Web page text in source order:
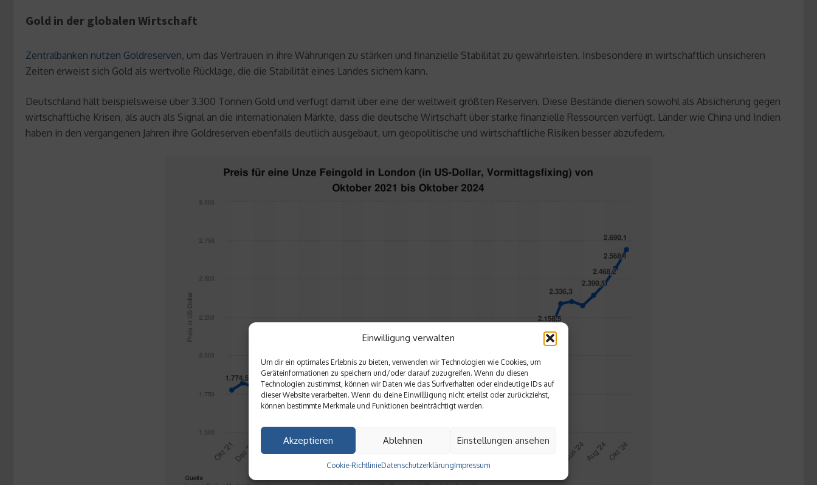
Einwilligung verwalten
Um dir ein optimales Erlebnis zu bieten, verwenden wir Technologien wie Cookies, um
Geräteinformationen zu speichern und/oder darauf zuzugreifen. Wenn du diesen
Technologien zustimmst, können wir Daten wie das Surfverhalten oder eindeutige IDs auf
dieser Website verarbeiten. Wenn du deine Einwillligung nicht erteilst oder zurückziehst,
können bestimmte Merkmale und Funktionen beeinträchtigt werden.
Akzeptieren Ablehnen Einstellungen ansehen
Cookie-RichtlinieDatenschutzerklärungImpressum
Gold in der globalen Wirtschaft
Zentralbanken nutzen Goldreserven, um das Vertrauen in ihre Währungen zu stärken und finanzielle Stabilität zu gewährleisten. Insbesondere in wirtschaftlich unsicheren
Zeiten erweist sich Gold als wertvolle Rücklage, die die Stabilität eines Landes sichern kann.
Deutschland hält beispielsweise über 3.300 Tonnen Gold und verfügt damit über eine der weltweit größten Reserven. Diese Bestände dienen sowohl als Absicherung gegen
wirtschaftliche Krisen, als auch als Signal an die internationalen Märkte, dass die deutsche Wirtschaft über starke finanzielle Ressourcen verfügt. Länder wie China und Indien
haben in den vergangenen Jahren ihre Goldreserven ebenfalls deutlich ausgebaut, um geopolitische und wirtschaftliche Risiken besser abzufedern.